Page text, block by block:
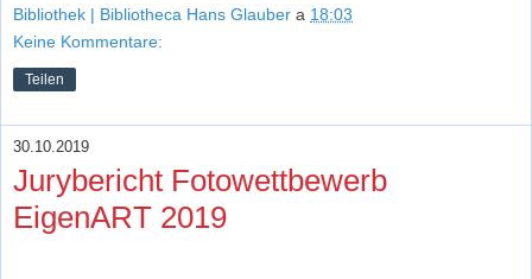
Bibliothek | Bibliotheca Hans Glauber a 18:03
Keine Kommentare:
Teilen
30.10.2019
Jurybericht Fotowettbewerb
EigenART 2019